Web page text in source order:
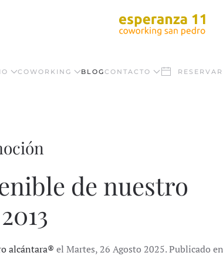
COWORKING BLOGCONTACTO RESERVAR
de nuestro
alcántara® el Martes, 26 Agosto 2025. Publicado en